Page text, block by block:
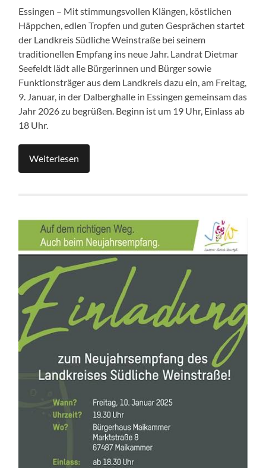
Essingen – Mit stimmungsvollen Klängen, köstlichen
Häppchen, edlen Tropfen und guten Gesprächen startet
der Landkreis Südliche Weinstraße bei seinem
traditionellen Empfang ins neue Jahr. Landrat Dietmar
Seefeldt lädt alle Bürgerinnen und Bürger sowie
Funktionsträger aus dem Landkreis dazu ein, am Freitag,
9. Januar, in der Dalberghalle in Essingen gemeinsam das
Jahr 2026 zu begrüßen. Beginn ist um 19 Uhr, Einlass ab
18 Uhr.
Weiterlesen